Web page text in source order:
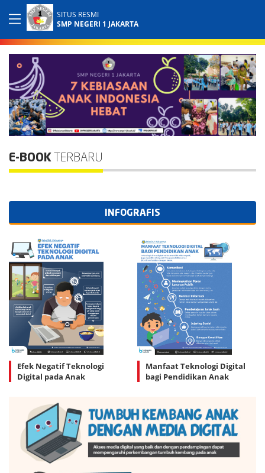
SITUS RESMI
SMP NEGERI 1 JAKARTA
E-BOOK TERBARU
INFOGRAFIS
Efek Negatif Teknologi
Digital pada Anak
Manfaat Teknologi Digital
bagi Pendidikan Anak